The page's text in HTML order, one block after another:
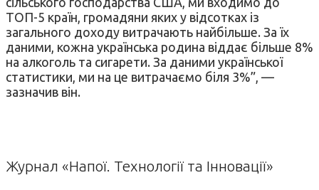
ТОП-5 країн, громадяни яких у відсотках із
загального доходу витрачають найбільше. За їх
даними, кожна українська родина віддає більше 8%
на алкоголь та сигарети. За даними української
статистики, ми на це витрачаємо біля 3%”, —
зазначив він.
Журнал «Напої. Технології та Інновації»